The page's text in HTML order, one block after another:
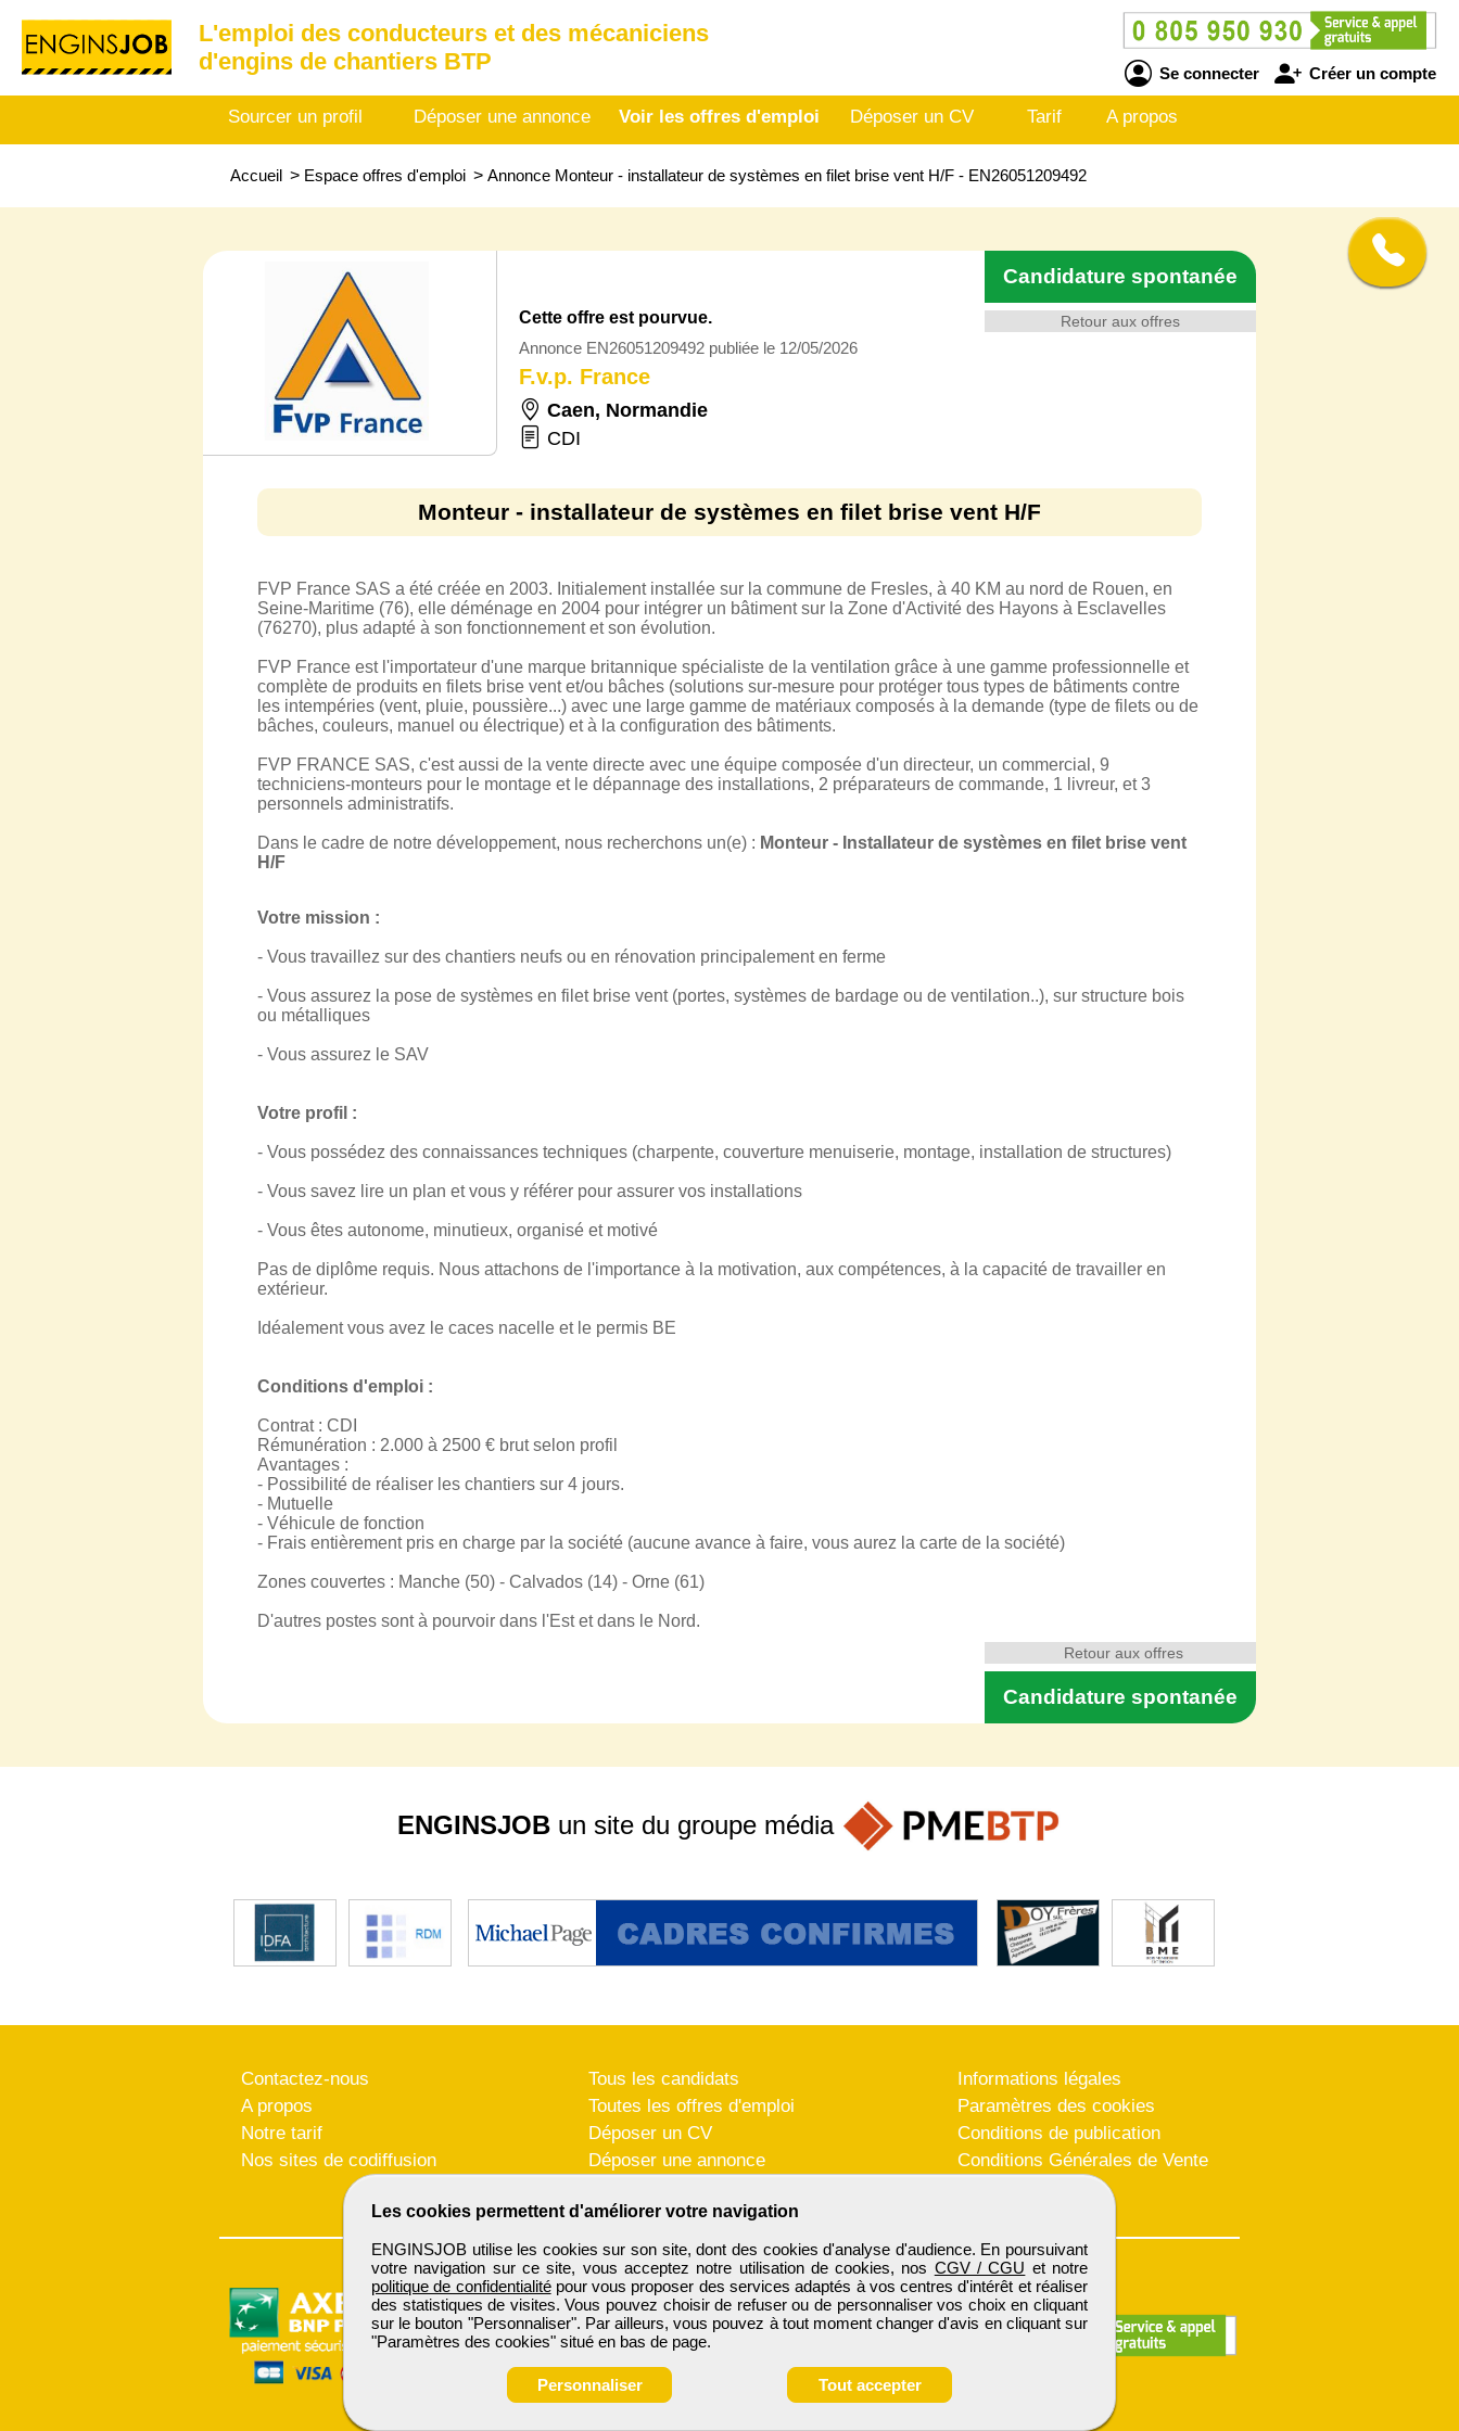
L'emploi des conducteurs et des mécaniciens
d'engins de chantiers BTP
Se connecter Créer un compte
Sourcer un profil Déposer une annonce Voir les offres d'emploi Déposer un CV Tarif A propos
Accueil > Espace offres d'emploi > Annonce Monteur - installateur de systèmes en filet brise vent H/F - EN26051209492
Retour aux offres
Candidature spontanée
Cette offre est pourvue.
Annonce EN26051209492 publiée le 12/05/2026
F.v.p. France
Caen, Normandie
CDI
Monteur - installateur de systèmes en filet brise vent H/F
FVP France SAS a été créée en 2003. Initialement installée sur la commune de Fresles, à 40 KM au nord de Rouen, en
Seine-Maritime (76), elle déménage en 2004 pour intégrer un bâtiment sur la Zone d'Activité des Hayons à Esclavelles
(76270), plus adapté à son fonctionnement et son évolution.
FVP France est l'importateur d'une marque britannique spécialiste de la ventilation grâce à une gamme professionnelle et
complète de produits en filets brise vent et/ou bâches (solutions sur-mesure pour protéger tous types de bâtiments contre
les intempéries (vent, pluie, poussière...) avec une large gamme de matériaux composés à la demande (type de filets ou de
bâches, couleurs, manuel ou électrique) et à la configuration des bâtiments.
FVP FRANCE SAS, c'est aussi de la vente directe avec une équipe composée d'un directeur, un commercial, 9
techniciens-monteurs pour le montage et le dépannage des installations, 2 préparateurs de commande, 1 livreur, et 3
personnels administratifs.
Dans le cadre de notre développement, nous recherchons un(e) : Monteur - Installateur de systèmes en filet brise vent
H/F
Votre mission :
- Vous travaillez sur des chantiers neufs ou en rénovation principalement en ferme
- Vous assurez la pose de systèmes en filet brise vent (portes, systèmes de bardage ou de ventilation..), sur structure bois
ou métalliques
- Vous assurez le SAV
Votre profil :
- Vous possédez des connaissances techniques (charpente, couverture menuiserie, montage, installation de structures)
- Vous savez lire un plan et vous y référer pour assurer vos installations
- Vous êtes autonome, minutieux, organisé et motivé
Pas de diplôme requis. Nous attachons de l'importance à la motivation, aux compétences, à la capacité de travailler en
extérieur.
Idéalement vous avez le caces nacelle et le permis BE
Conditions d'emploi :
Contrat : CDI
Rémunération : 2.000 à 2500 € brut selon profil
Avantages :
- Possibilité de réaliser les chantiers sur 4 jours.
- Mutuelle
- Véhicule de fonction
- Frais entièrement pris en charge par la société (aucune avance à faire, vous aurez la carte de la société)
Zones couvertes : Manche (50) - Calvados (14) - Orne (61)
D'autres postes sont à pourvoir dans l'Est et dans le Nord.
Candidature spontanée
Retour aux offres
Les cookies permettent d'améliorer votre navigation
ENGINSJOB utilise les cookies sur son site, dont des cookies d'analyse d'audience. En poursuivant
votre navigation sur ce site, vous acceptez notre utilisation de cookies, nos CGV / CGU et notre
politique de confidentialitépour vous proposer des services adaptés à vos centres d'intérêt et réaliser
des statistiques de visites. Vous pouvez choisir de refuser ou de personnaliser vos choix en cliquant
sur le bouton "Personnaliser". Par ailleurs, vous pouvez à tout moment changer d'avis en cliquant sur
"Paramètres des cookies" situé en bas de page.
Personnaliser Tout accepter
ENGINSJOB un site du groupe média
Contactez-nous
A propos
Notre tarif
Nos sites de codiffusion
Tous les candidats
Toutes les offres d'emploi
Déposer un CV
Déposer une annonce
Informations légales
Paramètres des cookies
Conditions de publication
Conditions Générales de Vente